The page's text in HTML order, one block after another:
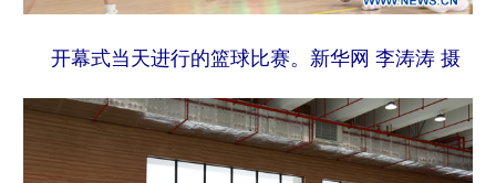
开幕式当天进行的篮球比赛。新华网 李涛涛 摄